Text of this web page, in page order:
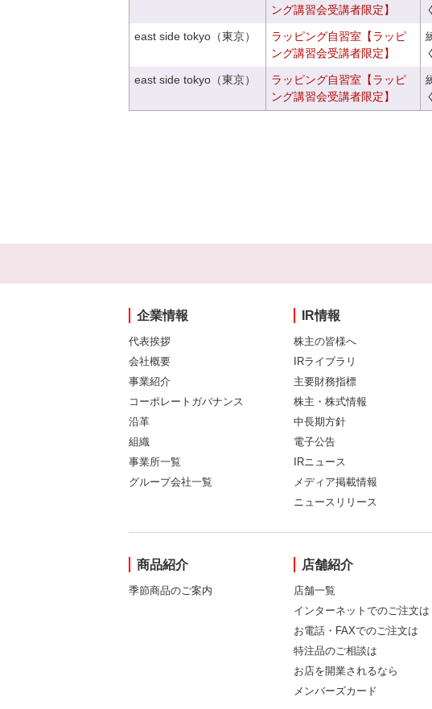
ング講習会受講者限定】
east side tokyo（東京）
ラッピング自習室【ラッピ
ング講習会受講者限定】
east side tokyo（東京）
ラッピング自習室【ラッピ
ング講習会受講者限定】
企業情報
代表挨拶
会社概要
事業紹介
コーポレートガバナンス
沿革
組織
事業所一覧
グループ会社一覧
IR情報
株主の皆様へ
IRライブラリ
主要財務指標
株主・株式情報
中長期方針
電子公告
IRニュース
メディア掲載情報
ニュースリリース
商品紹介
季節商品のご案内
店舗紹介
店舗一覧
インターネットでのご注文は
お電話・FAXでのご注文は
特注品のご相談は
お店を開業されるなら
メンバーズカード